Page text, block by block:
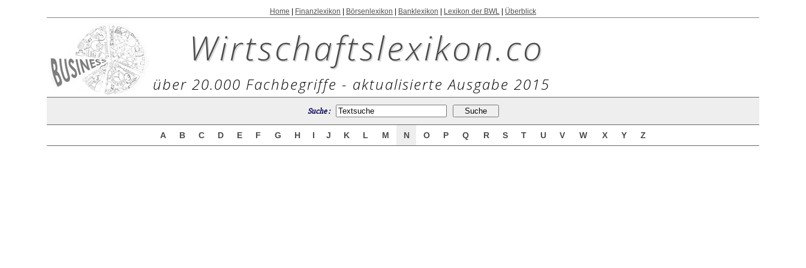
Home Finanzlexikon Börsenlexikon Banklexikon Lexikon der BWL Überblick
Wirtschaftslexikon.co
über 20.000 Fachbegriffe - aktualisierte Ausgabe 2015
Suche :
A B C D E F G H I J K L M N O P Q R S T U V W X Y Z